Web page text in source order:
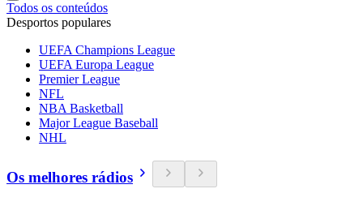
Todos os conteúdos
Desportos populares
UEFA Champions League
UEFA Europa League
Premier League
NFL
NBA Basketball
Major League Baseball
NHL
Os melhores rádios